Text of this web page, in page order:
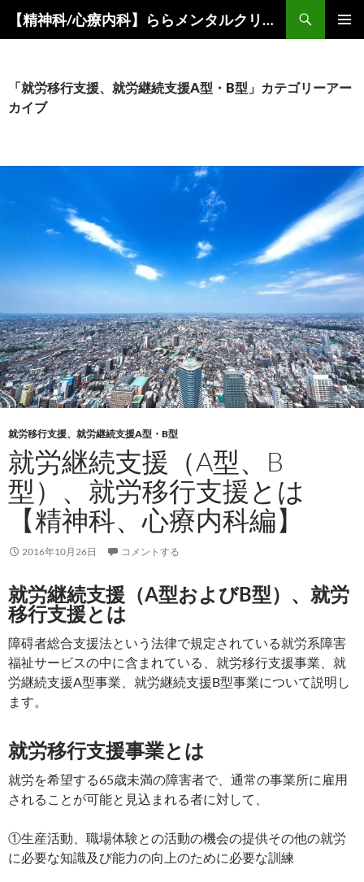
へ
ッ
【精神科/心療内科】ららメンタルクリニック
「就労移行支援、就労継続支援A型・B型」カテゴリーアー
カイブ
就労移行支援、就労継続支援A型・B型
就労継続支援（A型、B
型）、就労移行支援とは
【精神科、心療内科編】
2016年10月26日 コメントする
就労継続支援（A型およびB型）、就労
移行支援とは
障碍者総合支援法という法律で規定されている就労系障害
福祉サービスの中に含まれている、就労移行支援事業、就
労継続支援A型事業、就労継続支援B型事業について説明し
ます。
就労移行支援事業とは
就労を希望する65歳未満の障害者で、通常の事業所に雇用
されることが可能と見込まれる者に対して、
①生産活動、職場体験との活動の機会の提供その他の就労
に必要な知識及び能力の向上のために必要な訓練